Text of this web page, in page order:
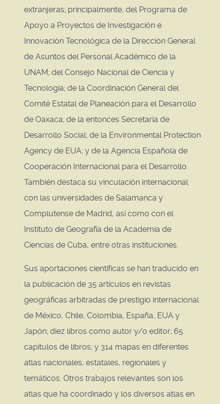
extranjeras; principalmente, del Programa de
Apoyo a Proyectos de Investigación e
Innovación Tecnológica de la Dirección General
de Asuntos del Personal Académico de la
UNAM; del Consejo Nacional de Ciencia y
Tecnología; de la Coordinación General del
Comité Estatal de Planeación para el Desarrollo
de Oaxaca; de la entonces Secretaría de
Desarrollo Social; de la Environmental Protection
Agency de EUA; y de la Agencia Española de
Cooperación Internacional para el Desarrollo.
También destaca su vinculación internacional
con las universidades de Salamanca y
Complutense de Madrid, así como con el
Instituto de Geografía de la Academia de
Ciencias de Cuba, entre otras instituciones.
Sus aportaciones científicas se han traducido en
la publicación de 35 artículos en revistas
geográficas arbitradas de prestigio internacional
de México, Chile, Colombia, España, EUA y
Japón; diez libros como autor y/o editor; 65
capítulos de libros; y 314 mapas en diferentes
atlas nacionales, estatales, regionales y
temáticos. Otros trabajos relevantes son los
atlas que ha coordinado y los diversos atlas en